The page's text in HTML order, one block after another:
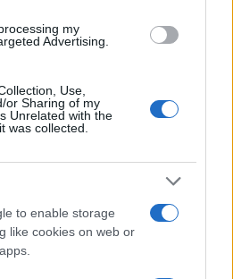
my
Advertising.
Use,
or Sharing of my
Unrelated with the
was collected.
to enable storage
like cookies on web or
sottolineando che Meloni
alleati in modo errato e
richiamato l’attenzione sul
più volte accusata a
i principi dello stato
che Meloni ha spesso difeso